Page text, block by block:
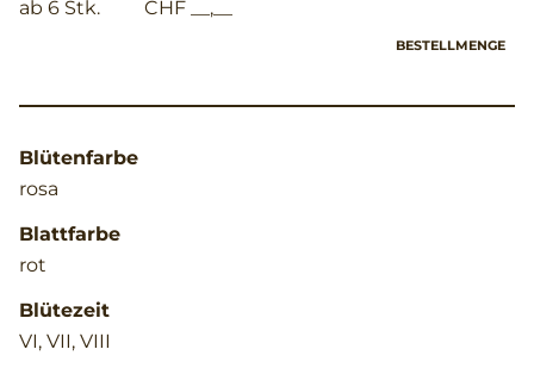
ab 6 Stk.
CHF __,__
BESTELLMENGE
Blütenfarbe
rosa
Blattfarbe
rot
Blütezeit
VI, VII, VIII